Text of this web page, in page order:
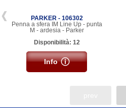
PARKER - 106302
Penna a sfera IM Line Up - punta
M - ardesia - Parker
Disponibilità: 12
Info